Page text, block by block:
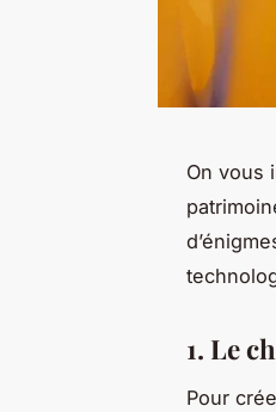
On vous
1. Le
Pour